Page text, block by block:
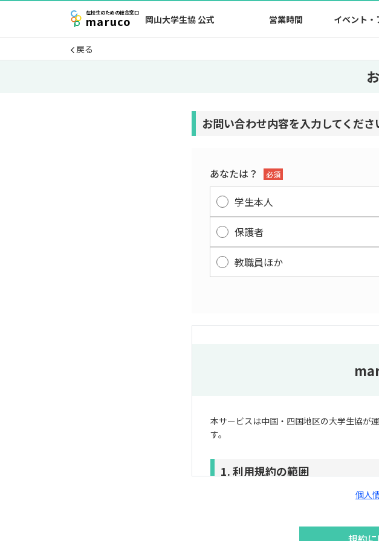
maruco
在校生のための総合窓口
岡山大学生協 公式 営業時間 イベント・
戻る
お問い合わせ内容を⼊⼒してくださ
あなたは？ 必須
学生本人
保護者
教職員ほか
本サービスは中国・四国地区の大学生協が
す。
1. 利用規約の範囲
ユーザーの皆様は岡山大学生活協同組合（
生生活応援サイト「maruco」（以下「当
個人